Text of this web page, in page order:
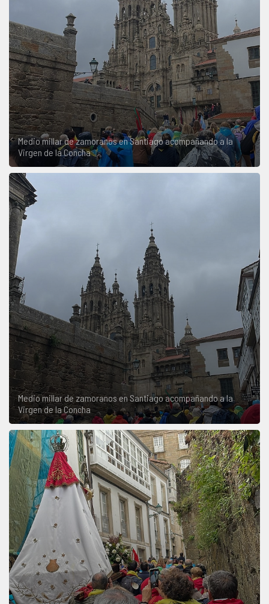
Medio millar de zamoranos en Santiago acompañando a la
Virgen de la Concha
Medio millar de zamoranos en Santiago acompañando a la
Virgen de la Concha